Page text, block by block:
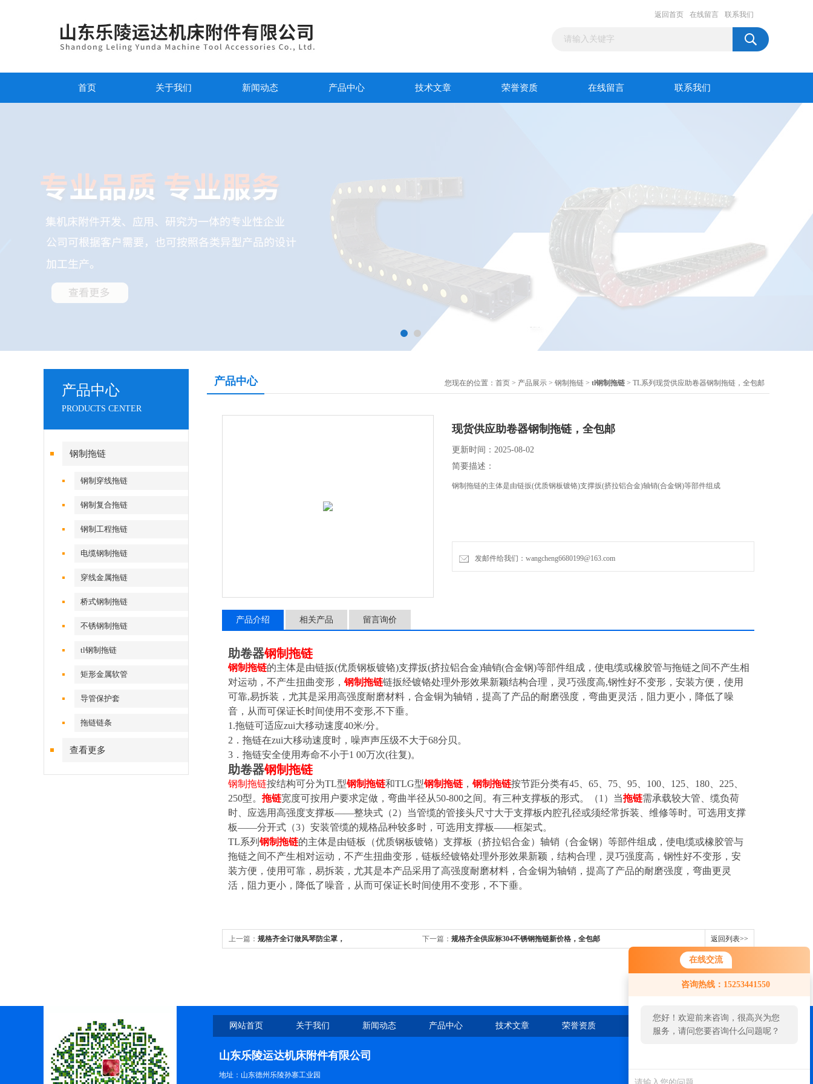
在线交流
咨询热线：15253441550
您好！欢迎前来咨询，很高兴为您
服务，请问您要咨询什么问题呢？
返回首页 在线留言 联系我们
首页 关于我们 新闻动态 产品中心 技术文章 荣誉资质 在线留言 联系我们
产品中心
PRODUCTS CENTER
钢制拖链
钢制穿线拖链
钢制复合拖链
钢制工程拖链
电缆钢制拖链
穿线金属拖链
桥式钢制拖链
不锈钢制拖链
tl钢制拖链
矩形金属软管
导管保护套
拖链链条
查看更多
产品中心 您现在的位置： 首页 > 产品展示 > 钢制拖链 > tl钢制拖链 > TL系列现货供应助卷器钢制拖链，全包邮
现货供应助卷器钢制拖链，全包邮
更新时间：2025-08-02
简要描述：
钢制拖链的主体是由链扳(优质钢板镀铬)支撑扳(挤拉铝合金)轴销(合金钢)等部件组成
发邮件给我们：wangcheng6680199@163.com
产品介绍 相关产品 留言询价
助卷器钢制拖链
钢制拖链的主体是由链扳(优质钢板镀铬)支撑扳(挤拉铝合金)轴销(合金钢)等部件组成，使电缆或橡胶管与拖链之间不产生相
对运动，不产生扭曲变形，钢制拖链链扳经镀铬处理外形效果新颖结构合理，灵巧强度高,钢性好不变形，安装方便，使用
可靠,易拆装，尤其是采用高强度耐磨材料，合金铜为轴销，提高了产品的耐磨强度，弯曲更灵活，阻力更小，降低了噪
音，从而可保证长时间使用不变形,不下垂。
1.拖链可适应zui大移动速度40米/分。
2 ．拖链在zui大移动速度时，噪声声压级不大于68分贝。
3 ．拖链安全使用寿命不小于1 00万次(往复)。
助卷器钢制拖链
钢制拖链按结构可分为TL型钢制拖链和TLG型钢制拖链 ，钢制拖链按节距分类有45、65、75、95、100、125、180、225、
250型。 拖链宽度可按用户要求定做，弯曲半径从50-800之间。有三种支撑板的形式。（1）当拖链需承载较大管、缆负荷
时、应选用高强度支撑板——整块式（2）当管缆的管接头尺寸大于支撑板内腔孔径或须经常拆装、维修等时。可选用支撑
板——分开式（3）安装管缆的规格品种较多时，可选用支撑板——框架式。
TL系列钢制拖链的主体是由链板（优质钢板镀铬）支撑板（挤拉铝合金）轴销（合金钢）等部件组成，使电缆或橡胶管与
拖链之间不产生相对运动，不产生扭曲变形，链板经镀铬处理外形效果新颖，结构合理，灵巧强度高，钢性好不变形，安
装方便，使用可靠，易拆装，尤其是本产品采用了高强度耐磨材料，合金铜为轴销，提高了产品的耐磨强度，弯曲更灵
活，阻力更小，降低了噪音，从而可保证长时间使用不变形，不下垂。
上一篇： 规格齐全订做风琴防尘罩， 下一篇： 规格齐全供应标304不锈钢拖链新价格，全包邮 返回列表>>
网站首页 关于我们 新闻动态 产品中心 技术文章 荣誉资质 在线留言 联系我们
山东乐陵运达机床附件有限公司
地址：山东德州乐陵孙寨工业园